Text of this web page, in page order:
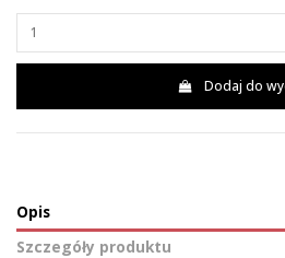
Dodaj do
Opis
Szczegóły produktu